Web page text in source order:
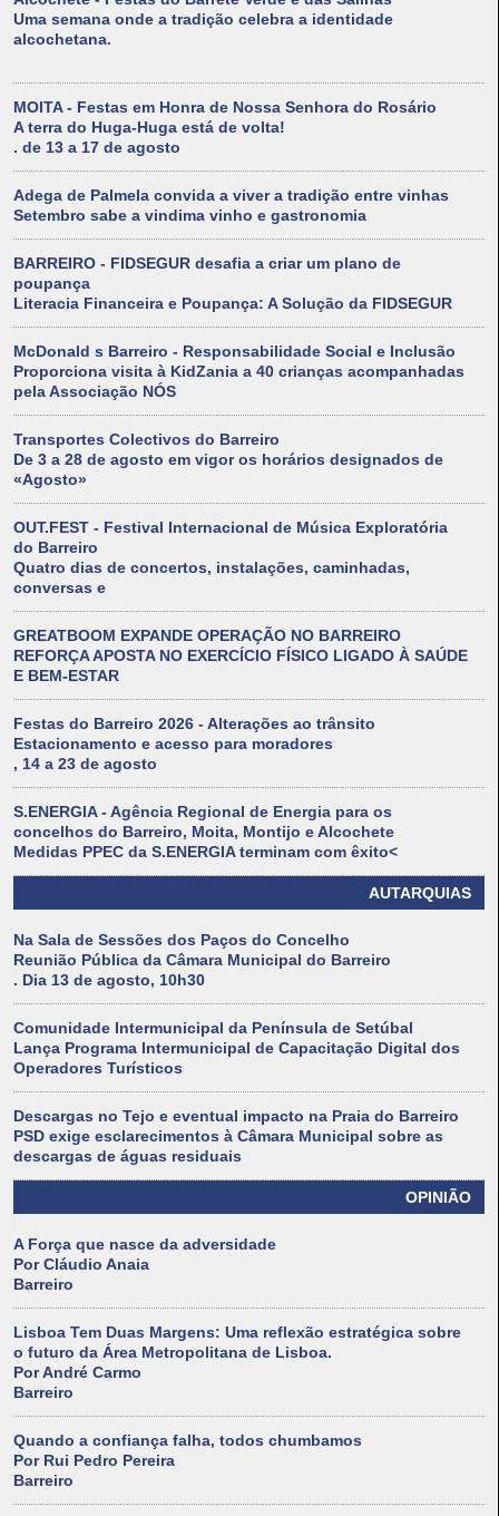
Uma semana onde a tradição celebra a identidade
alcochetana.
MOITA - Festas em Honra de Nossa Senhora do Rosário
A terra do Huga-Huga está de volta!
. de 13 a 17 de agosto
Adega de Palmela convida a viver a tradição entre vinhas
Setembro sabe a vindima vinho e gastronomia
BARREIRO - FIDSEGUR desafia a criar um plano de
poupança
Literacia Financeira e Poupança: A Solução da FIDSEGUR
McDonald s Barreiro - Responsabilidade Social e Inclusão
Proporciona visita à KidZania a 40 crianças acompanhadas
pela Associação NÓS
Transportes Colectivos do Barreiro
De 3 a 28 de agosto em vigor os horários designados de
«Agosto»
OUT.FEST - Festival Internacional de Música Exploratória
do Barreiro
Quatro dias de concertos, instalações, caminhadas,
conversas e
GREATBOOM EXPANDE OPERAÇÃO NO BARREIRO
REFORÇA APOSTA NO EXERCÍCIO FÍSICO LIGADO À SAÚDE
E BEM-ESTAR
Festas do Barreiro 2026 - Alterações ao trânsito
Estacionamento e acesso para moradores
, 14 a 23 de agosto
S.ENERGIA - Agência Regional de Energia para os
concelhos do Barreiro, Moita, Montijo e Alcochete
Medidas PPEC da S.ENERGIA terminam com êxito<
AUTARQUIAS
Na Sala de Sessões dos Paços do Concelho
Reunião Pública da Câmara Municipal do Barreiro
. Dia 13 de agosto, 10h30
Comunidade Intermunicipal da Península de Setúbal
Lança Programa Intermunicipal de Capacitação Digital dos
Operadores Turísticos
Descargas no Tejo e eventual impacto na Praia do Barreiro
PSD exige esclarecimentos à Câmara Municipal sobre as
descargas de águas residuais
OPINIÃO
A Força que nasce da adversidade
Por Cláudio Anaia
Barreiro
Lisboa Tem Duas Margens: Uma reflexão estratégica sobre
o futuro da Área Metropolitana de Lisboa.
Por André Carmo
Barreiro
Quando a confiança falha, todos chumbamos
Por Rui Pedro Pereira
Barreiro